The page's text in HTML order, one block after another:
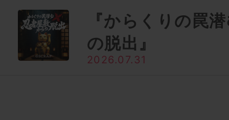
『からくりの罠
の脱出』
2026.07.31